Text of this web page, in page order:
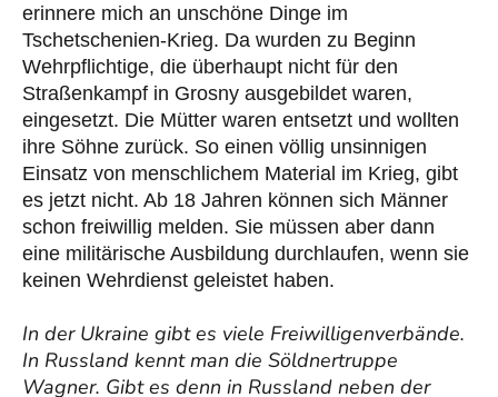
erinnere mich an unschöne Dinge im
Tschetschenien-Krieg. Da wurden zu Beginn
Wehrpflichtige, die überhaupt nicht für den
Straßenkampf in Grosny ausgebildet waren,
eingesetzt. Die Mütter waren entsetzt und wollten
ihre Söhne zurück. So einen völlig unsinnigen
Einsatz von menschlichem Material im Krieg, gibt
es jetzt nicht. Ab 18 Jahren können sich Männer
schon freiwillig melden. Sie müssen aber dann
eine militärische Ausbildung durchlaufen, wenn sie
keinen Wehrdienst geleistet haben.
In der Ukraine gibt es viele Freiwilligenverbände.
In Russland kennt man die Söldnertruppe
Wagner. Gibt es denn in Russland neben der